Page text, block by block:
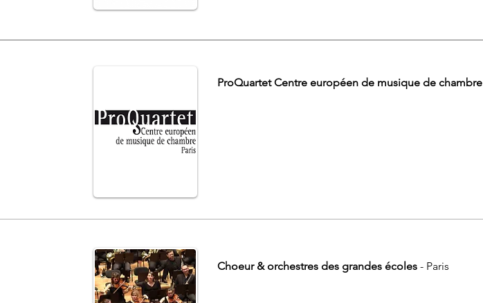
ProQuartet Centre européen de musique de chambre
Choeur & orchestres des grandes écoles - Paris